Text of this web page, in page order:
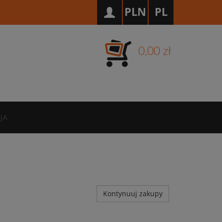
PL
PLN
0,00 zł
Kontynuuj zakupy